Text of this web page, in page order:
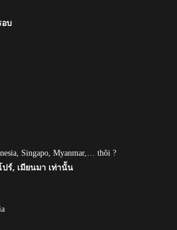
อบ
Singapo, Myanmar,… thôi ?
ร์, เมียนมา เท่านั้น